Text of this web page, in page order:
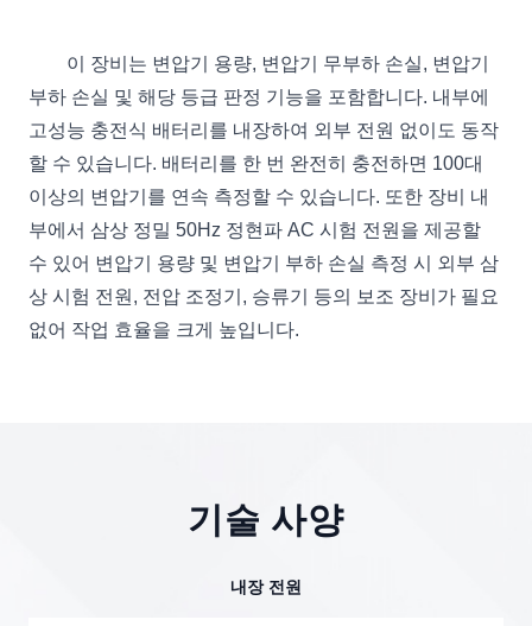
이 장비는 변압기 용량, 변압기 무부하 손실, 변압기
부하 손실 및 해당 등급 판정 기능을 포함합니다. 내부에
고성능 충전식 배터리를 내장하여 외부 전원 없이도 동작
할 수 있습니다. 배터리를 한 번 완전히 충전하면 100대
이상의 변압기를 연속 측정할 수 있습니다. 또한 장비 내
부에서 삼상 정밀 50Hz 정현파 AC 시험 전원을 제공할
수 있어 변압기 용량 및 변압기 부하 손실 측정 시 외부 삼
상 시험 전원, 전압 조정기, 승류기 등의 보조 장비가 필요
없어 작업 효율을 크게 높입니다.
기술 사양
내장 전원